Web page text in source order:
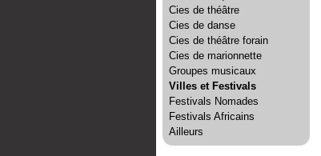
Cies de théâtre
Cies de danse
Cies de théâtre forain
Cies de marionnette
Groupes musicaux
Villes et Festivals
Festivals Nomades
Festivals Africains
Ailleurs